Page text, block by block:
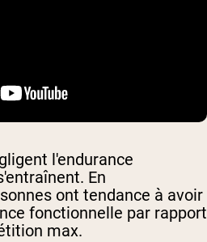
l'endurance
En
ont tendance à avoir
fonctionnelle par rapport
max.